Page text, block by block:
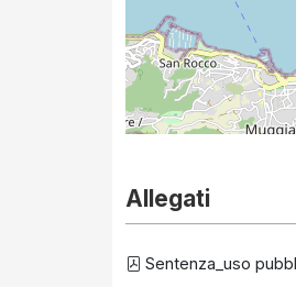
Allegati
Sentenza_uso